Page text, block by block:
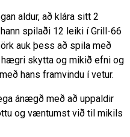
aldur, að klára sitt 2
spilaði 12 leiki í Grill-66
auk þess að spila með
skytta og mikið efni og
hans framvindu í vetur.
ánægð með að uppaldir
og væntumst við til mikils